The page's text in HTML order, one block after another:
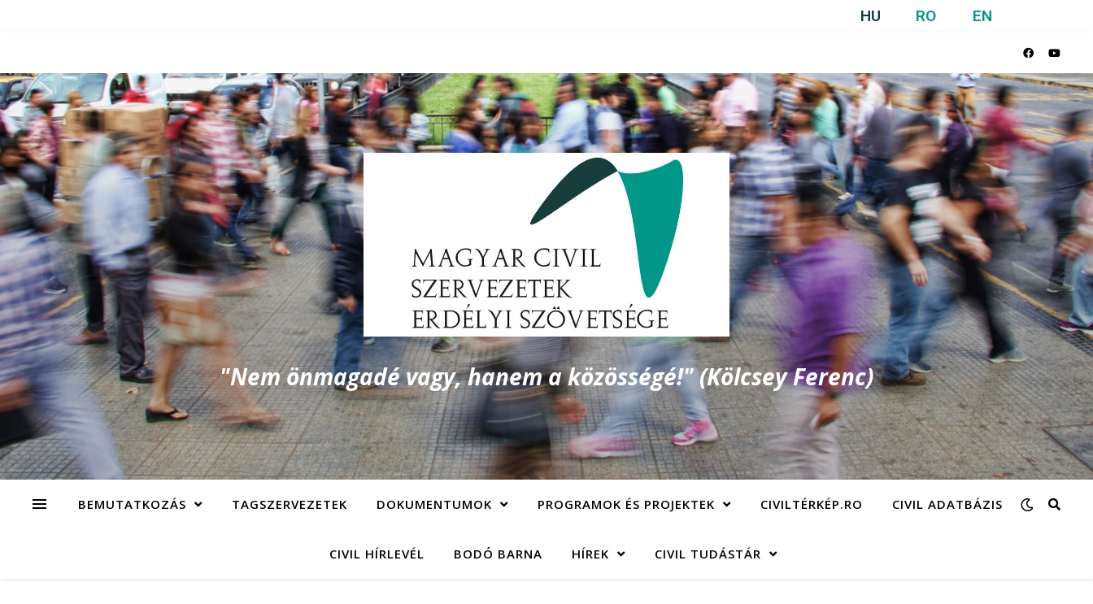
HU RO EN
"Nem önmagadé vagy, hanem a közösségé!" (Kölcsey Ferenc)
BEMUTATKOZÁS TAGSZERVEZETEK DOKUMENTUMOK PROGRAMOK ÉS PROJEKTEK CIVILTÉRKÉP.RO CIVIL ADATBÁZIS
CIVIL HÍRLEVÉL BODÓ BARNA HÍREK CIVIL TUDÁSTÁR